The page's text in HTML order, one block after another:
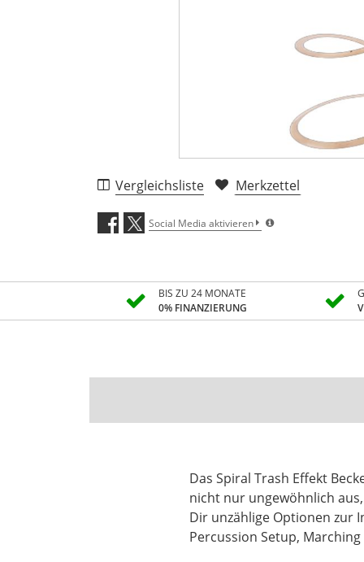
Vergleichsliste Merkzettel
Social Media aktivieren
BIS ZU 24 MONATE
0% FINANZIERUNG
Das Spiral Trash Effekt
nicht nur ungewöhnlich
Dir unzählige Optionen zur
Percussion Setup,